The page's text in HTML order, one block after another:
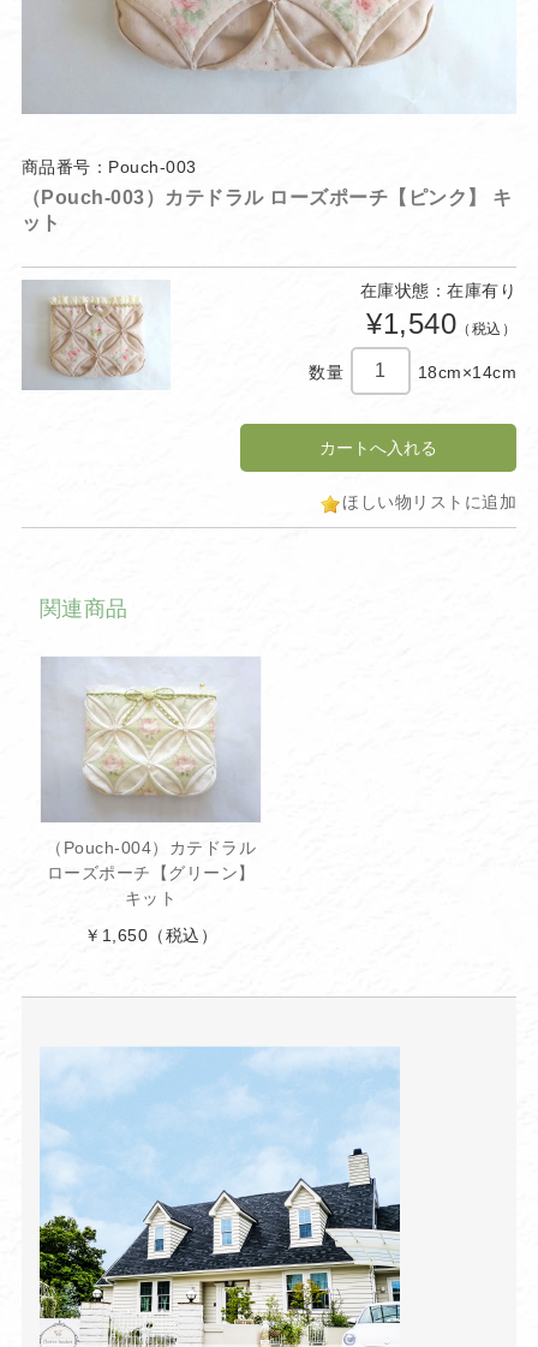
商品番号：Pouch-003
（Pouch-003）カテドラル ローズポーチ【ピンク】 キ
ット
在庫状態：在庫有り
¥1,540 （税込）
数量 18cm×14cm
ほしい物リストに追加
関連商品
（Pouch-004）カテドラル
ローズポーチ【グリーン】
キット
￥1,650 （税込）